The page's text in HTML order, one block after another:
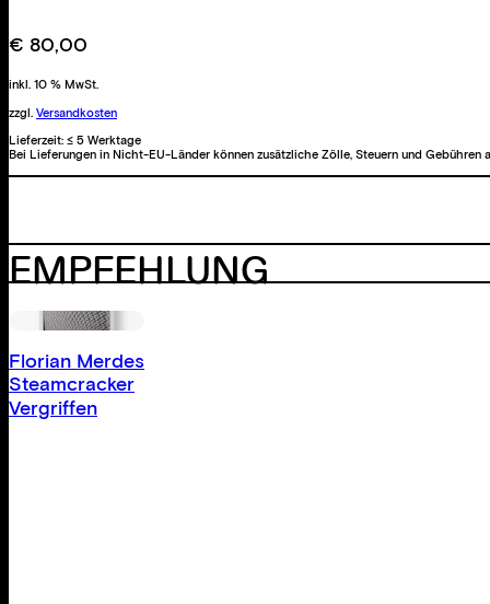
€ 80,00
inkl. 10 % MwSt.
zzgl. Versandkosten
Lieferzeit: ≤ 5 Werktage
Bei Lieferungen in Nicht-EU-Länder können zusätzliche Zölle, Steuern und Gebühren
EMPFEHLUNG
Florian Merdes
Steamcracker
Vergriffen